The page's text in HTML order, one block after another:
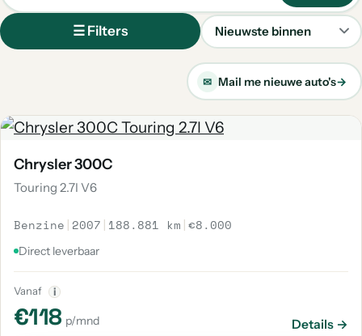
☰ Filters
Sorteren
✉ Mail me nieuwe auto's→
Chrysler 300C
Touring 2.7I V6
Benzine | 2007 | 188.881 km |€8.000
Direct leverbaar
Vanaf i
€118 p/mnd Details →